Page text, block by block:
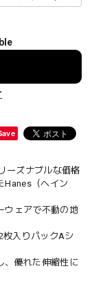
ーズナブルな価格
Hanes（ヘイン
ウェアで不動の地
入りパックAシ
、優れた伸縮性に